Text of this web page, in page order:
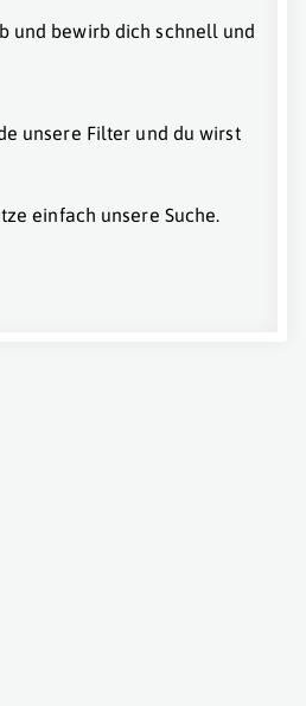
und bewirb dich schnell und
unsere Filter und du wirst
einfach unsere Suche.